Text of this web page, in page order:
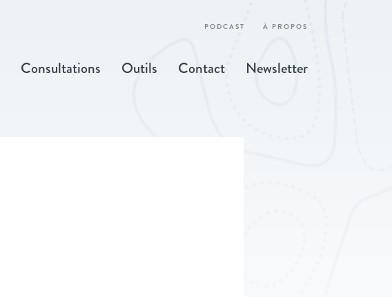
PODCAST À PROPOS
Consultations Outils Contact Newsletter